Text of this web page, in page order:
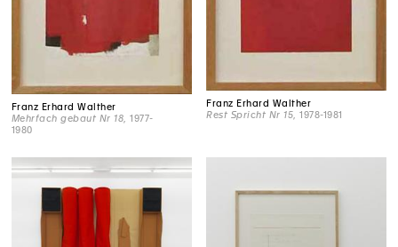
Franz Erhard Walther
Mehrfach gebaut Nr 18 , 1977-
1980
Franz Erhard Walther
Rest Spricht Nr 15 , 1978-1981